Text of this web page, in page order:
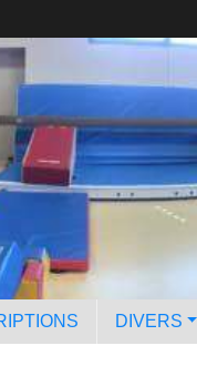
DIVERS